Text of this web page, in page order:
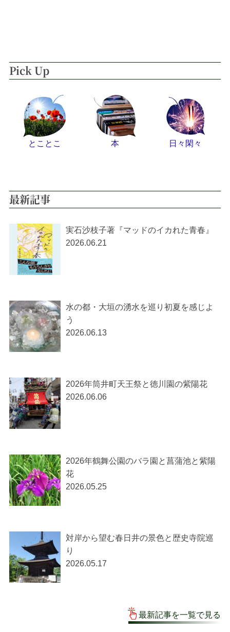
Pick Up
とことこ 本 日々閑々
最新記事
実石沙枝子著『マッドのイカれた青春』
2026.06.21
水の都・大垣の湧水を巡り初夏を感じよ
う
2026.06.13
2026年筒井町天王祭と徳川園の紫陽花
2026.06.06
2026年鶴舞公園のバラ園と菖蒲池と紫陽
花
2026.05.25
対岸から望む春日井の景色と歴史寺院巡
り
2026.05.17
最新記事を一覧で見る